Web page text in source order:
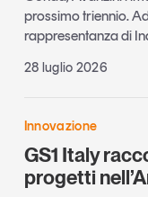
prossimo triennio.
rappresentanza di
28 luglio 2026
Innovazione
GS1 Italy
progetti